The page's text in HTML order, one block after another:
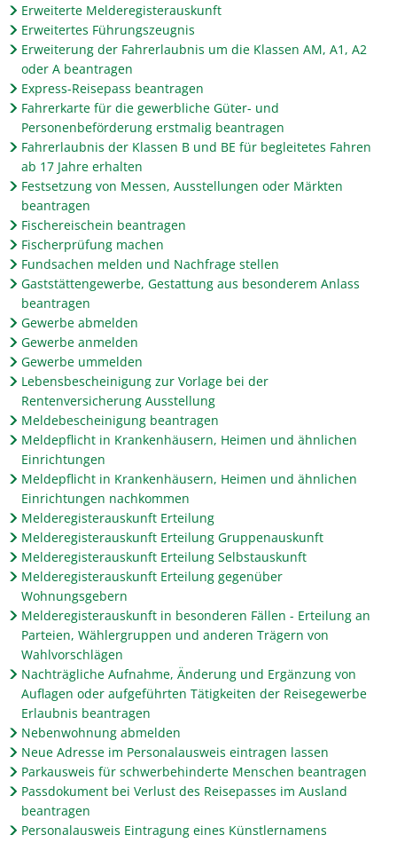
Erweiterte Melderegisterauskunft
Erweitertes Führungszeugnis
Erweiterung der Fahrerlaubnis um die Klassen AM, A1, A2
oder A beantragen
Express-Reisepass beantragen
Fahrerkarte für die gewerbliche Güter- und
Personenbeförderung erstmalig beantragen
Fahrerlaubnis der Klassen B und BE für begleitetes Fahren
ab 17 Jahre erhalten
Festsetzung von Messen, Ausstellungen oder Märkten
beantragen
Fischereischein beantragen
Fischerprüfung machen
Fundsachen melden und Nachfrage stellen
Gaststättengewerbe, Gestattung aus besonderem Anlass
beantragen
Gewerbe abmelden
Gewerbe anmelden
Gewerbe ummelden
Lebensbescheinigung zur Vorlage bei der
Rentenversicherung Ausstellung
Meldebescheinigung beantragen
Meldepflicht in Krankenhäusern, Heimen und ähnlichen
Einrichtungen
Meldepflicht in Krankenhäusern, Heimen und ähnlichen
Einrichtungen nachkommen
Melderegisterauskunft Erteilung
Melderegisterauskunft Erteilung Gruppenauskunft
Melderegisterauskunft Erteilung Selbstauskunft
Melderegisterauskunft Erteilung gegenüber
Wohnungsgebern
Melderegisterauskunft in besonderen Fällen - Erteilung an
Parteien, Wählergruppen und anderen Trägern von
Wahlvorschlägen
Nachträgliche Aufnahme, Änderung und Ergänzung von
Auflagen oder aufgeführten Tätigkeiten der Reisegewerbe
Erlaubnis beantragen
Nebenwohnung abmelden
Neue Adresse im Personalausweis eintragen lassen
Parkausweis für schwerbehinderte Menschen beantragen
Passdokument bei Verlust des Reisepasses im Ausland
beantragen
Personalausweis Eintragung eines Künstlernamens